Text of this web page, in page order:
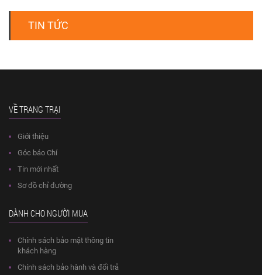
TIN TỨC
VỀ TRANG TRẠI
Giới thiệu
Góc báo Chí
Tin mới nhất
Sơ đồ chỉ đường
DÀNH CHO NGƯỜI MUA
Chính sách bảo mật thông tin
khách hàng
Chính sách bảo hành và đổi trả